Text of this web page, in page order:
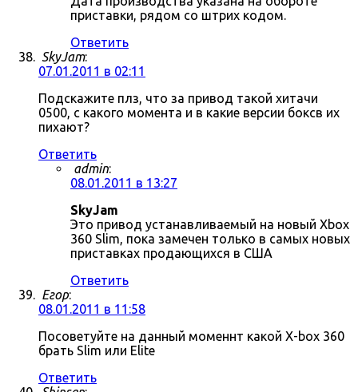
приставки, рядом со штрих кодом.
Ответить
SkyJam:
07.01.2011 в 02:11
Подскажите плз, что за привод такой хитачи
0500, с какого момента и в какие версии боксв их
пихают?
Ответить
admin:
08.01.2011 в 13:27
SkyJam
Это привод устанавливаемый на новый Xbox
360 Slim, пока замечен только в самых новых
приставках продающихся в США
Ответить
Егор:
08.01.2011 в 11:58
Посоветуйте на данный моменнт какой X-box 360
брать Slim или Elite
Ответить